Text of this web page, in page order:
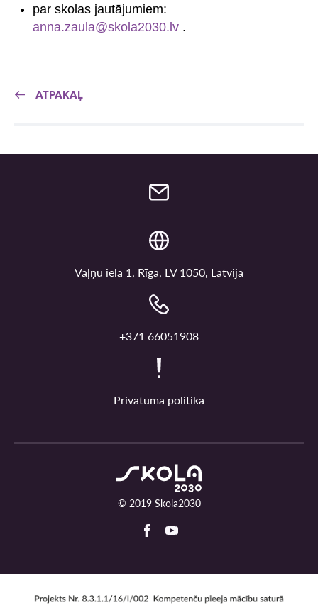
par skolas jautājumiem:
anna.zaula@skola2030.lv.
ATPAKAĻ
Vaļņu iela 1, Rīga, LV 1050, Latvija
+371 66051908
Privātuma politika
© 2019 Skola2030